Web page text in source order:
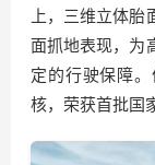
上，三维立体
面抓地表现，为
定的行驶保障
核，荣获首批国